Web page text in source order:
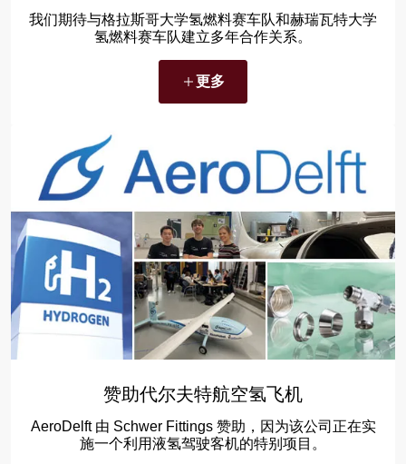
我们期待与格拉斯哥大学氢燃料赛车队和赫瑞瓦特大学
氢燃料赛车队建立多年合作关系。
更多
赞助代尔夫特航空氢飞机
AeroDelft 由 Schwer Fittings 赞助，因为该公司正在实
施一个利用液氢驾驶客机的特别项目。